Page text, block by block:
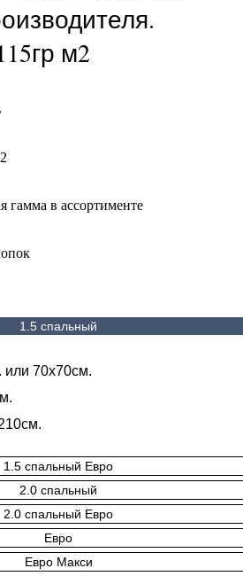
м2
гамма в ассортименте
1.5 спальный
1.5 спальный Евро
2.0 спальный
2.0 спальный Евро
Евро
Евро Макси
или 70х70см.